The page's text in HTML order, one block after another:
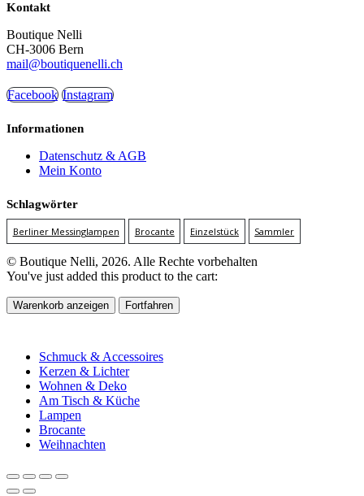
Kontakt
Boutique Nelli
CH-3006 Bern
mail@boutiquenelli.ch
Facebook Instagram
Informationen
Datenschutz & AGB
Mein Konto
Schlagwörter
Berliner Messinglampen Brocante Einzelstück Sammler
© Boutique Nelli, 2026. Alle Rechte vorbehalten
You've just added this product to the cart:
Warenkorb anzeigen Fortfahren
Schmuck & Accessoires
Kerzen & Lichter
Wohnen & Deko
Am Tisch & Küche
Lampen
Brocante
Weihnachten